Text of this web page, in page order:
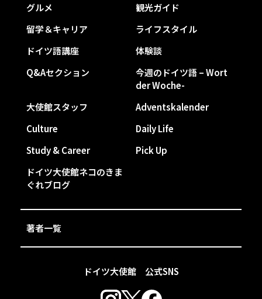
ドイツ大使館 公式SNS
グルメ
観光ガイド
留学＆キャリア
ライフスタイル
ドイツ語講座
体験談
Q&Aセクション
今週のドイツ語 – Wort
der Woche-
大使館スタッフ
Adventskalender
Culture
Daily Life
Study & Career
Pick Up
ドイツ大使館ネコのきま
ぐれブログ
著者一覧